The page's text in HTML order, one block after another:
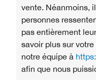
vente. Néanmoins,
personnes
pas entièrement
savoir plus sur
notre équipe à
afin que nous